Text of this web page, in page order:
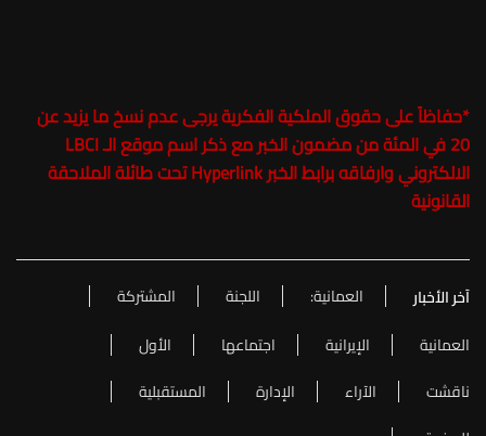
*حفاظاً على حقوق الملكية الفكرية يرجى عدم نسخ ما يزيد عن
20 في المئة من مضمون الخبر مع ذكر اسم موقع الـ LBCI
الالكتروني وارفاقه برابط الخبر Hyperlink تحت طائلة الملاحقة
القانونية
آخر الأخبار العمانية: اللجنة
المشتركة
العمانية
الإيرانية اجتماعها
الأول
ناقشت
الآراء الإدارة
المستقبلية